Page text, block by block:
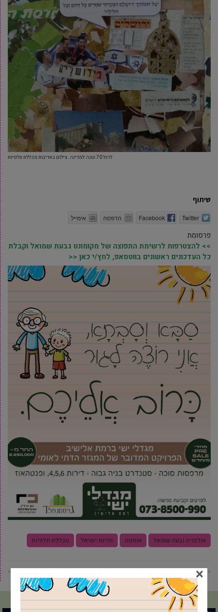
לרגל 70 שנה למדינה. צילום באדיבות מכללת תלפיות
שיתוף
Twitter
Facebook הדפסה אימייל
פרסומת
>> להצטרפות לרשימת התפוצה של מקומונט גבעת שמואל וקבלת
כל העדכונים ראשונים בווטסאפ, לחץ/י כאן <<
אולפנית גבעת שמואל אומנות מדינת ישראל מכללת תלפיות
« פוסט קודם פוסט הבא » ×